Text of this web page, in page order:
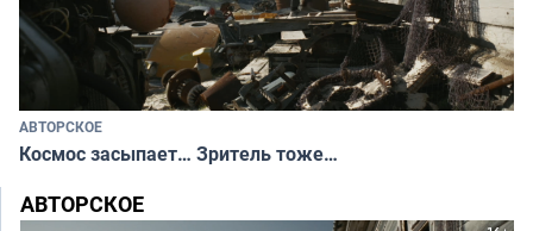
АВТОРСКОЕ
Космос засыпает… Зритель тоже…
АВТОРСКОЕ